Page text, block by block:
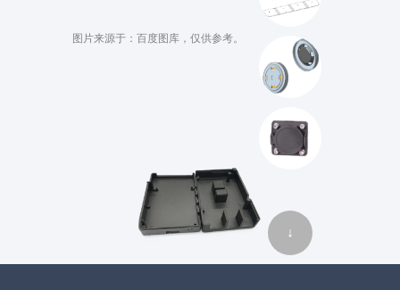
图片来源于：百度图库，仅供参考。
↓